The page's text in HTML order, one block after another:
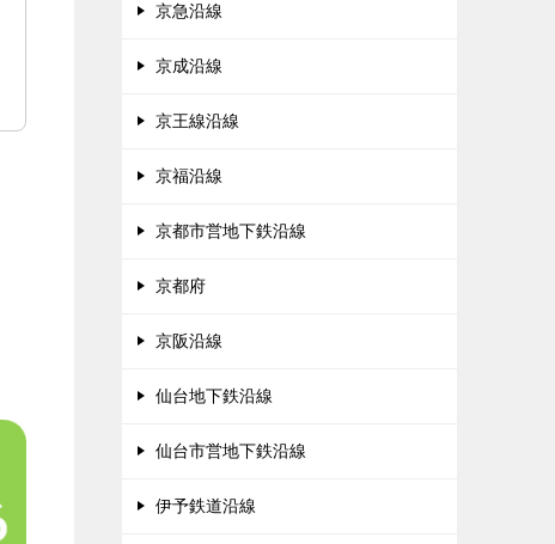
京急沿線
京成沿線
京王線沿線
京福沿線
京都市営地下鉄沿線
京都府
京阪沿線
仙台地下鉄沿線
仙台市営地下鉄沿線
伊予鉄道沿線